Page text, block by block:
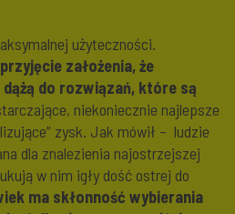
użyteczności.
założenia, że
do rozwiązań, które są
niekoniecznie najlepsze
zysk. Jak mówił – ludzie
dla znalezienia najostrzejszej
w nim igły dość ostrej do
ma skłonność wybierania